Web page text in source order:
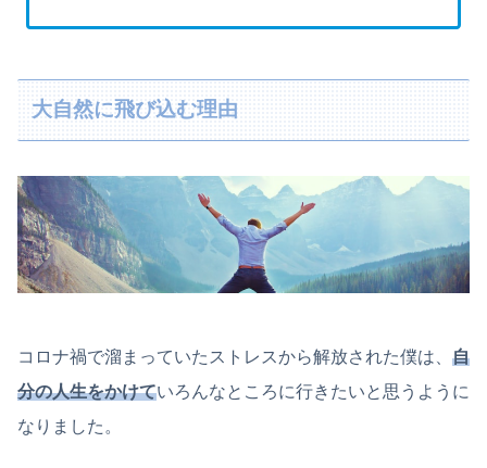
大自然に飛び込む理由
コロナ禍で溜まっていたストレスから解放された僕は、 自
分の人生をかけていろんなところに行きたいと思うように
なりました。